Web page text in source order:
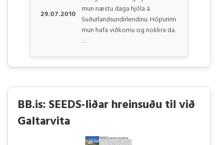
29.07.2010 mun næstu daga hjóla á
Suðurlandsundirlendinu. Hópurinn
mun hafa viðkomu og nokkra da.
. .
BB.is: SEEDS-liðar hreinsuðu til við
Galtarvita